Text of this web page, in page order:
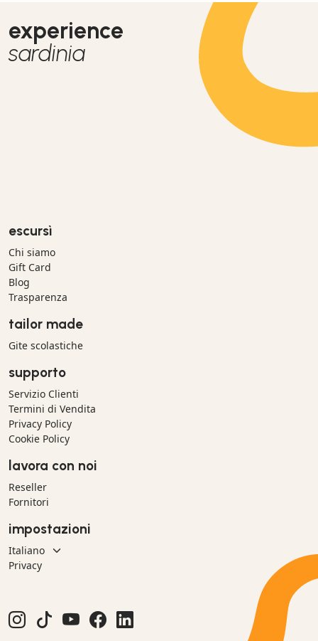
experience
sardinia
escursì
Chi siamo
Gift Card
Blog
Trasparenza
tailor made
Gite scolastiche
supporto
Servizio Clienti
Termini di Vendita
Privacy Policy
Cookie Policy
lavora con noi
Reseller
Fornitori
impostazioni
Privacy